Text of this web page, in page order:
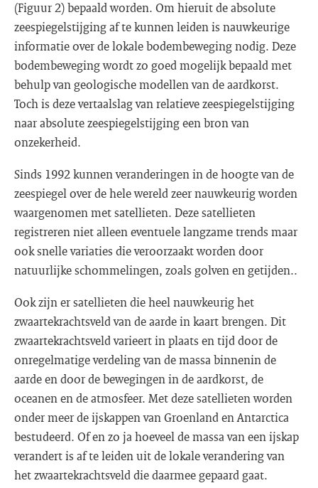
(Figuur 2) bepaald worden. Om hieruit de absolute
zeespiegelstijging af te kunnen leiden is nauwkeurige
informatie over de lokale bodembeweging nodig. Deze
bodembeweging wordt zo goed mogelijk bepaald met
behulp van geologische modellen van de aardkorst.
Toch is deze vertaalslag van relatieve zeespiegelstijging
naar absolute zeespiegelstijging een bron van
onzekerheid.
Sinds 1992 kunnen veranderingen in de hoogte van de
zeespiegel over de hele wereld zeer nauwkeurig worden
waargenomen met satellieten. Deze satellieten
registreren niet alleen eventuele langzame trends maar
ook snelle variaties die veroorzaakt worden door
natuurlijke schommelingen, zoals golven en getijden..
Ook zijn er satellieten die heel nauwkeurig het
zwaartekrachtsveld van de aarde in kaart brengen. Dit
zwaartekrachtsveld varieert in plaats en tijd door de
onregelmatige verdeling van de massa binnenin de
aarde en door de bewegingen in de aardkorst, de
oceanen en de atmosfeer. Met deze satellieten worden
onder meer de ijskappen van Groenland en Antarctica
bestudeerd. Of en zo ja hoeveel de massa van een ijskap
verandert is af te leiden uit de lokale verandering van
het zwaartekrachtsveld die daarmee gepaard gaat.